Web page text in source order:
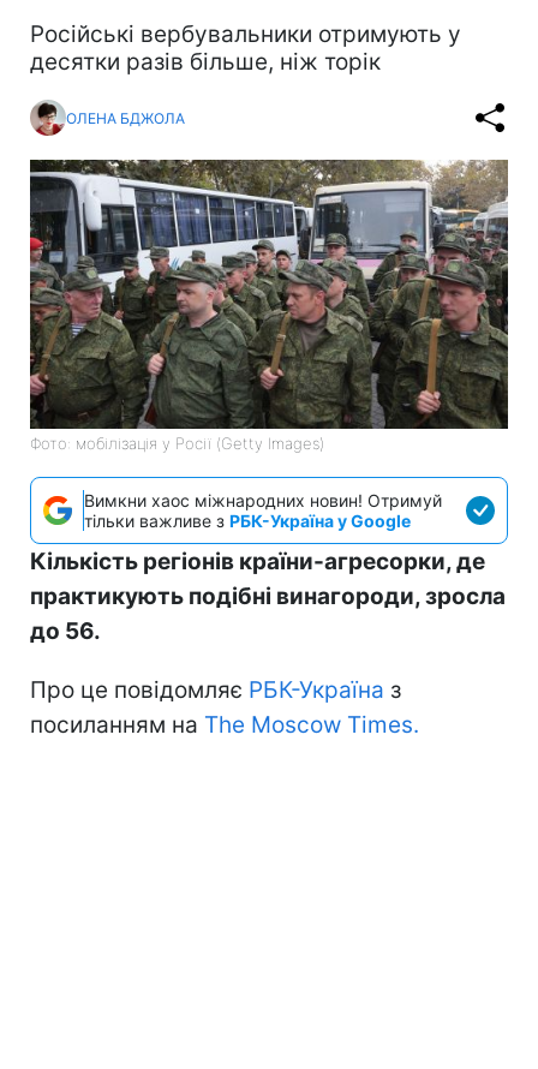
Російські вербувальники отримують у
десятки разів більше, ніж торік
ОЛЕНА БДЖОЛА
Фото: мобілізація у Росії (Getty Images)
Вимкни хаос міжнародних новин! Отримуй
тільки важливе з РБК-Україна у Google
Кількість регіонів країни-агресорки, де
практикують подібні винагороди, зросла
до 56.
Про це повідомляє РБК-Україна з
посиланням на The Moscow Times.